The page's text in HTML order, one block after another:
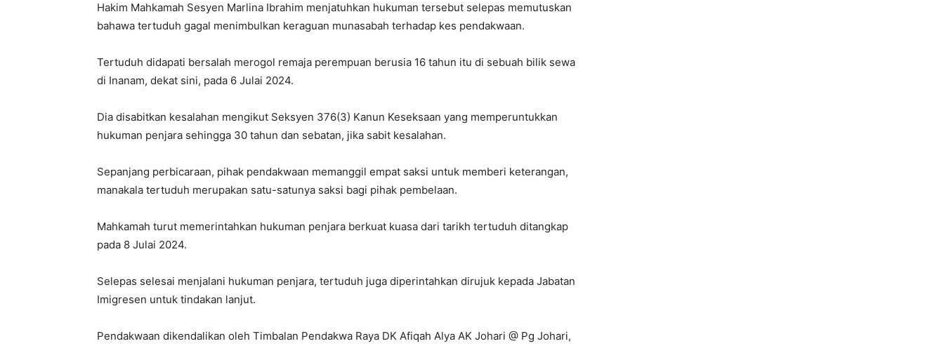
Hakim Mahkamah Sesyen Marlina Ibrahim menjatuhkan hukuman tersebut selepas memutuskan
bahawa tertuduh gagal menimbulkan keraguan munasabah terhadap kes pendakwaan.
Tertuduh didapati bersalah merogol remaja perempuan berusia 16 tahun itu di sebuah bilik sewa
di Inanam, dekat sini, pada 6 Julai 2024.
Dia disabitkan kesalahan mengikut Seksyen 376(3) Kanun Keseksaan yang memperuntukkan
hukuman penjara sehingga 30 tahun dan sebatan, jika sabit kesalahan.
Sepanjang perbicaraan, pihak pendakwaan memanggil empat saksi untuk memberi keterangan,
manakala tertuduh merupakan satu-satunya saksi bagi pihak pembelaan.
Mahkamah turut memerintahkan hukuman penjara berkuat kuasa dari tarikh tertuduh ditangkap
pada 8 Julai 2024.
Selepas selesai menjalani hukuman penjara, tertuduh juga diperintahkan dirujuk kepada Jabatan
Imigresen untuk tindakan lanjut.
Pendakwaan dikendalikan oleh Timbalan Pendakwa Raya DK Afiqah Alya AK Johari @ Pg Johari,